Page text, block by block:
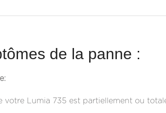
de la panne :
votre Lumia 735 est partiellement ou